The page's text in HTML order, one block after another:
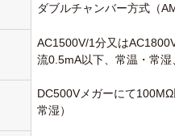
ダブルチャンバー方式（
AC1500V/1分又は
流0.5mA以下、常温・常湿
DC500Vメガーにて100MΩ
常湿）